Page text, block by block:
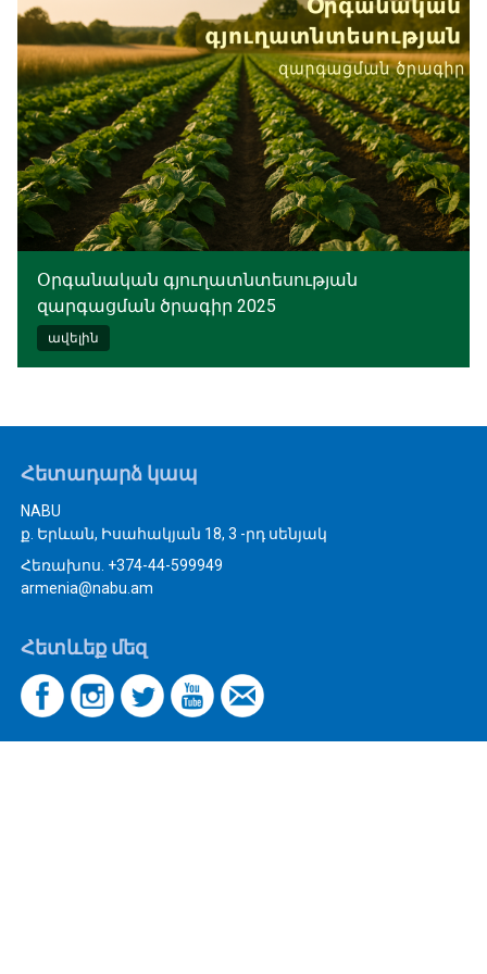
Օրգանական գյուղատնտեսության
զարգացման ծրագիր 2025
ավելին
Հետադարձ կապ
NABU
ք. Երևան, Իսահակյան 18, 3 -րդ սենյակ
Հեռախոս. +374-44-599949
armenia@nabu.am
Հետևեք մեզ